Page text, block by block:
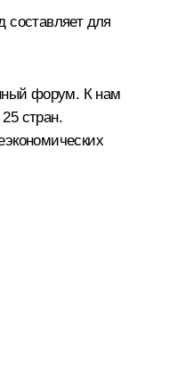
составляет для
форум. К нам
стран.